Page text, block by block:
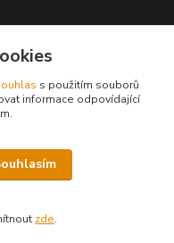
s použitím souborů
informace odpovídající
zde.